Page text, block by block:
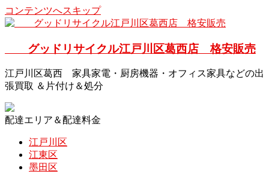
コンテンツへスキップ
グッドリサイクル江戸川区葛西店 格安販売
江戸川区葛西 家具家電・厨房機器・オフィス家具などの出
張買取 ＆片付け＆処分
配達エリア＆配達料金
江戸川区
江東区
墨田区